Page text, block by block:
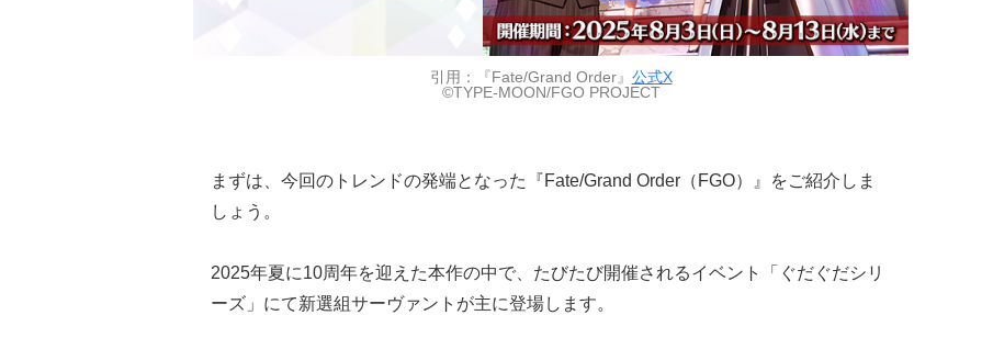
引用：『Fate/Grand Order』 公式X
©TYPE-MOON/FGO PROJECT
まずは、今回のトレンドの発端となった『Fate/Grand Order（FGO）』をご紹介しま
しょう。
2025年夏に10周年を迎えた本作の中で、たびたび開催されるイベント「ぐだぐだシリ
ーズ」にて新選組サーヴァントが主に登場します。